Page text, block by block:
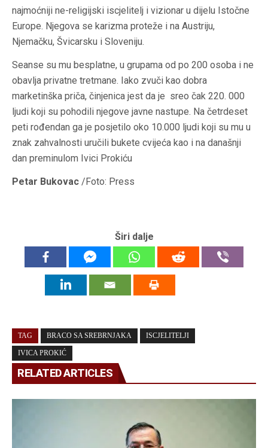
najmoćniji ne-religijski iscjelitelj i vizionar u dijelu Istočne
Europe. Njegova se karizma proteže i na Austriju,
Njemačku, Švicarsku i Sloveniju.
Seanse su mu besplatne, u grupama od po 200 osoba i ne
obavlja privatne tretmane. Iako zvuči kao dobra
marketinška priča, činjenica jest da je sreo čak 220. 000
ljudi koji su pohodili njegove javne nastupe. Na četrdeset
peti rođendan ga je posjetilo oko 10.000 ljudi koji su mu u
znak zahvalnosti uručili bukete cvijeća kao i na današnji
dan preminulom Ivici Prokiću
Petar Bukovac /Foto: Press
Širi dalje
TAG BRACO SA SREBRNJAKA ISCJELITELJI
IVICA PROKIĆ
RELATED ARTICLES